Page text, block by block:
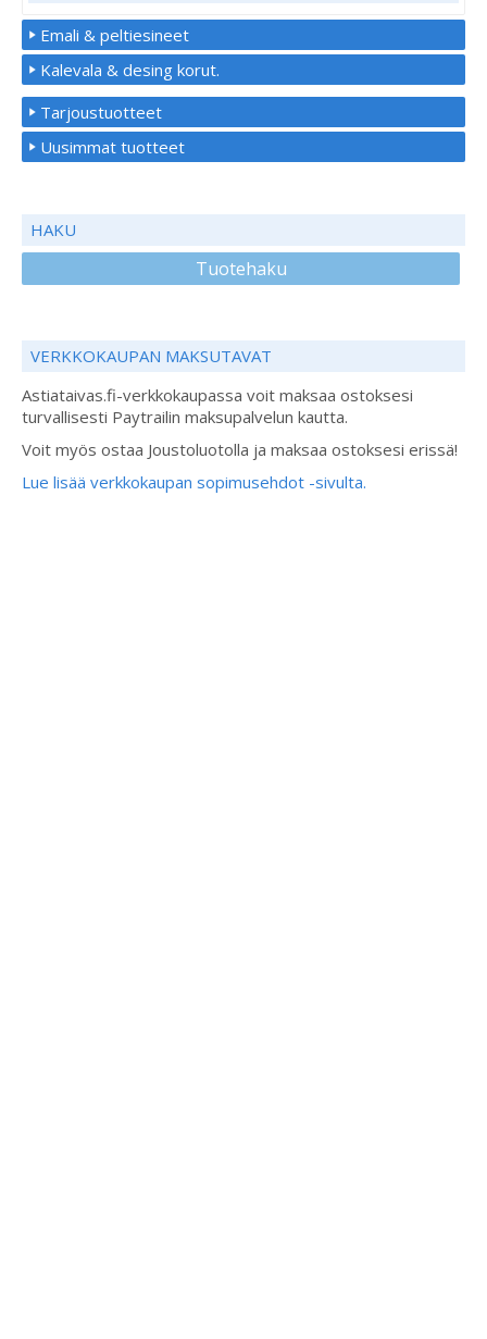
Emali & peltiesineet
Kalevala & desing korut.
Tarjoustuotteet
Uusimmat tuotteet
HAKU
Tuotehaku
VERKKOKAUPAN MAKSUTAVAT
Astiataivas.fi-verkkokaupassa voit maksaa ostoksesi
turvallisesti Paytrailin maksupalvelun kautta.
Voit myös ostaa Joustoluotolla ja maksaa ostoksesi erissä!
Lue lisää verkkokaupan sopimusehdot -sivulta.